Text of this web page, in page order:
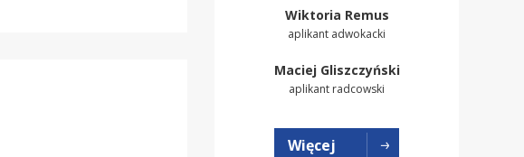
Wiktoria Remus
aplikant adwokacki
Maciej Gliszczyński
aplikant radcowski
Więcej